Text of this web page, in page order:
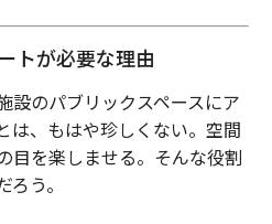
トが必要な理由
設のパブリックスペースにア
は、もはや珍しくない。空間
目を楽しませる。そんな役割
う。